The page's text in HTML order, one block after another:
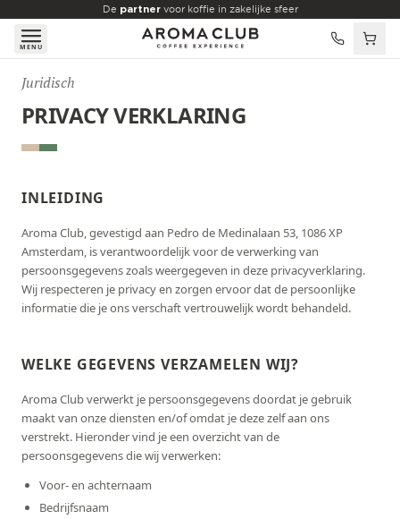
Skip to main content
De partnervoor koffie in zakelijke sfeer
MENU
Juridisch
PRIVACY VERKLARING
INLEIDING
Aroma Club, gevestigd aan Pedro de Medinalaan 53, 1086 XP
Amsterdam, is verantwoordelijk voor de verwerking van
persoonsgegevens zoals weergegeven in deze privacyverklaring.
Wij respecteren je privacy en zorgen ervoor dat de persoonlijke
informatie die je ons verschaft vertrouwelijk wordt behandeld.
WELKE GEGEVENS VERZAMELEN WIJ?
Aroma Club verwerkt je persoonsgegevens doordat je gebruik
maakt van onze diensten en/of omdat je deze zelf aan ons
verstrekt. Hieronder vind je een overzicht van de
persoonsgegevens die wij verwerken:
Voor- en achternaam
Bedrijfsnaam